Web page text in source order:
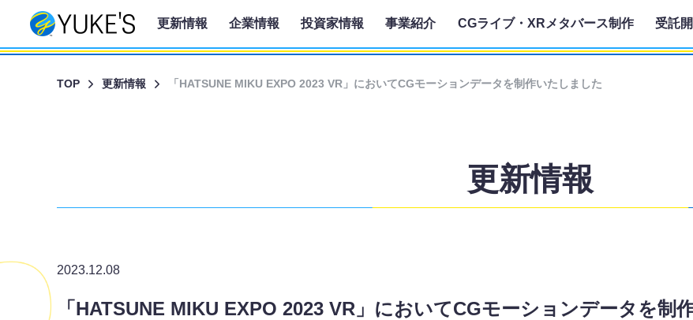
更新情報 企業情報 投資家情報 事業紹介 CGライブ・XRメタバース制作 受託
TOP 更新情報 「HATSUNE MIKU EXPO 2023 VR」においてCGモーションデータを制作いたしました
更新情報
2023.12.08
「HATSUNE MIKU EXPO 2023 VR」においてCGモーションデータを制